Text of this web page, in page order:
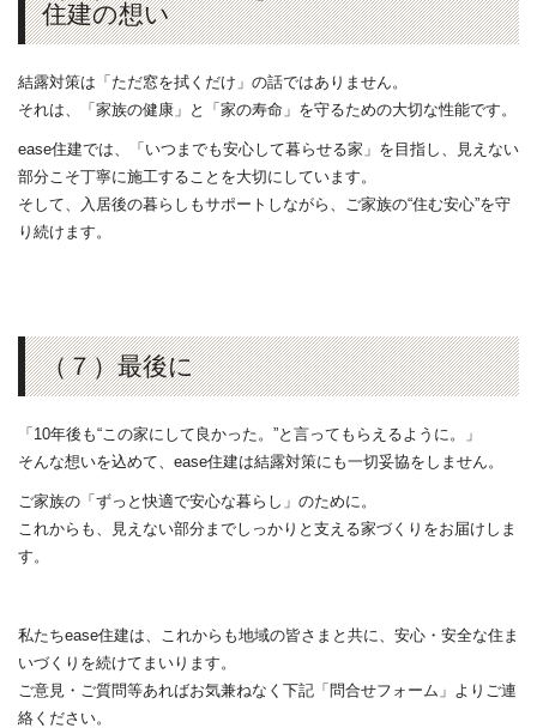
住建の想い
結露対策は「ただ窓を拭くだけ」の話ではありません。
それは、「家族の健康」と「家の寿命」を守るための大切な性能です。
ease住建では、「いつまでも安心して暮らせる家」を目指し、見えない
部分こそ丁寧に施工することを大切にしています。
そして、入居後の暮らしもサポートしながら、ご家族の“住む安心”を守
り続けます。
（７）最後に
「10年後も“この家にして良かった。”と言ってもらえるように。」
そんな想いを込めて、ease住建は結露対策にも一切妥協をしません。
ご家族の「ずっと快適で安心な暮らし」のために。
これからも、見えない部分までしっかりと支える家づくりをお届けしま
す。
私たちease住建は、これからも地域の皆さまと共に、安心・安全な住ま
いづくりを続けてまいります。
ご意見・ご質問等あればお気兼ねなく下記「問合せフォーム」よりご連
絡ください。